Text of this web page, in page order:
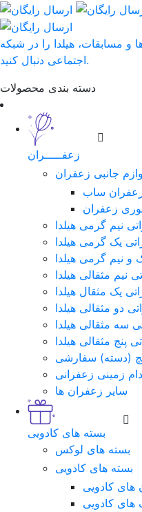
و مسابقات، هیلدا را در شبکه
اجتماعی دنبال کنید.
دسته بندی محصولات
زعفـــــران
جانبی زعفران
ساب
زعفران
نیم گرمی هیلدا
یک گرمی هیلدا
و نیم گرمی هیلدا
نیم مثقالی هیلدا
یک مثقال هیلدا
دو مثقالی هیلدا
سه مثقالی هیلدا
پنج مثقالی هیلدا
(دسته) سفارشی
زمینی زعفرانی
سایر زعفران ها
بسته های کادویی
بسته های لوکس
بسته های کادویی
های کادویی
کادویی